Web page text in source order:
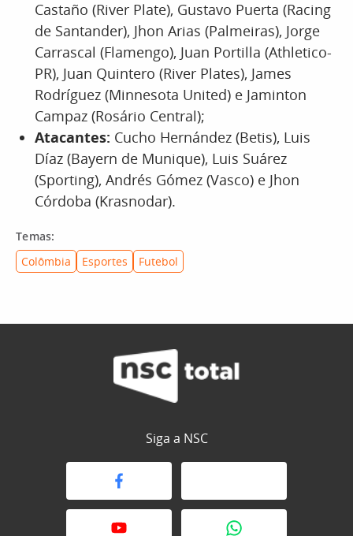
Castaño (River Plate), Gustavo Puerta (Racing
de Santander), Jhon Arias (Palmeiras), Jorge
Carrascal (Flamengo), Juan Portilla (Athletico-
PR), Juan Quintero (River Plates), James
Rodríguez (Minnesota United) e Jaminton
Campaz (Rosário Central);
Atacantes: Cucho Hernández (Betis), Luis
Díaz (Bayern de Munique), Luis Suárez
(Sporting), Andrés Gómez (Vasco) e Jhon
Córdoba (Krasnodar).
Temas:
Colômbia
Esportes Futebol
Siga a NSC